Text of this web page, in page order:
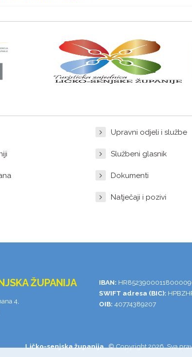
Upravni odjeli i službe
Službeni glasnik
Dokumenti
Natječaji i pozivi
ŽUPANIJA
4,
IBAN:
SWIFT adresa (BIC):
OIB: 40774389207
Ličko-senjska županija© Copyright 2026. Sva